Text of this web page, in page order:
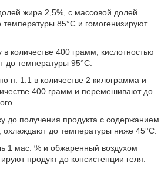
жира 2,5%, с массовой долей
температуры 85°С и гомогенизируют
количестве 400 грамм, кислотностью
до температуры 95°С.
п. 1.1 в количестве 2 килограмма и
400 грамм и перемешивают до
до получения продукта с содержанием
охлаждают до температуры ниже 45°С.
1 мас. % и обжаренный воздухом
продукт до консистенции геля.